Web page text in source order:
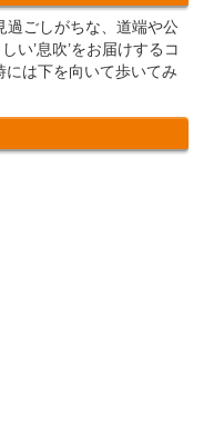
過ごしがちな、道端や公
い’息吹’をお届けするコ
は下を向いて歩いてみ